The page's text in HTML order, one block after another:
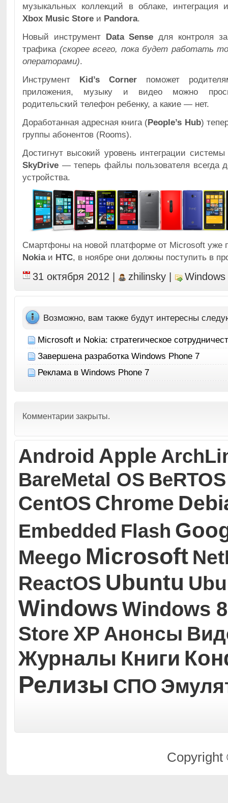
музыкальных коллекций в облаке, интеграция
Xbox Music Store и Pandora.
Новый инструмент Data Sense для контроля
трафика (скорее всего, пока будет работать
операторами).
Инструмент Kid’s Corner поможет
приложения, музыку и видео можно
родительский телефон ребенку, а какие — нет.
Доработанная адресная книга (People’s Hub)
группы абонентов (Rooms).
Достигнут высокий уровень интеграции
SkyDrive — теперь файлы пользователя всегда
устройства.
Смартфоны на новой платформе от Microsoft уже
Nokiaи HTC, в ноябре они должны поступить в
31 октября 2012 zhilinsky
Возможно, вам также будут интересны
Microsoft и Nokia: стратегическое
Завершена разработка Windows Phone 7
Реклама в Windows Phone 7
Комментарии закрыты.
Android Apple
BareMetal OS BeRTOS
CentOS Chrome
Embedded Flash
Meego Microsoft
ReactOS Ubuntu
Windows Windows 8
Store XP Анонсы
Журналы Книги
Релизы СПО